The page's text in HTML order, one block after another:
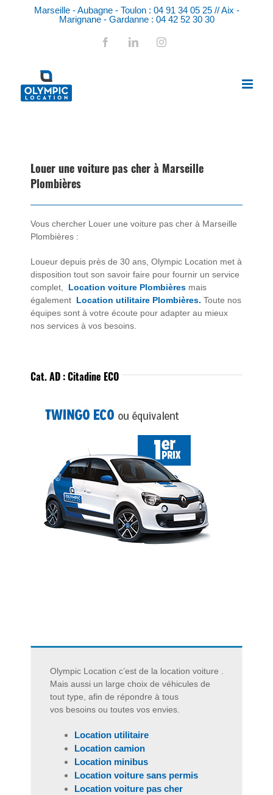
Marseille - Aubagne - Toulon : 04 91 34 05 25 // Aix -
Marignane - Gardanne : 04 42 52 30 30
FacebookLinkedInInstagram
Louer une voiture pas cher à Marseille
Plombières
Vous chercher Louer une voiture pas cher à Marseille
Plombières :
Loueur depuis près de 30 ans, Olympic Location met à
disposition tout son savoir faire pour fournir un service
complet, Location voiture Plombières mais
également Location utilitaire Plombières. Toute nos
équipes sont à votre écoute pour adapter au mieux
nos services à vos besoins.
Cat. AD : Citadine ECO
Olympic Location c’est de la location voiture
Mais aussi un large choix de véhicules de
tout type, afin de répondre à tous
vos besoins ou toutes vos envies.
Location utilitaire
Location camion
Location minibus
Location voiture sans permis
Location voiture pas cher